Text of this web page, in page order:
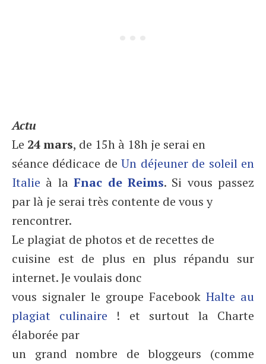
Actu
Le 24 mars, de 15h à 18h je serai en
séance dédicace deUn déjeuner de soleil en
Italie à laFnac de Reims. Si vous passez
par là je serai très contente de vous y
rencontrer.
Le plagiat de photos et de recettes de
cuisine est de plus en plus répandu sur
internet. Je voulais donc
vous signaler le groupe Facebook Halte au
plagiat culinaire ! et surtout la Charte
élaborée par
un grand nombre de bloggeurs (comme